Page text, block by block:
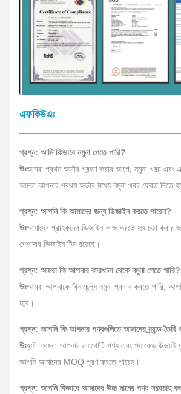
এফকিউএঃ
প্রশ্ন: আমি কিভাবে নমুনা পেতে পারি?
উঃআমরা প্রথম অর্ডার গ্রহণ করার আগে, নমুনা খরচ এবং
আমরা আপনার প্রথম অর্ডার মধ্যে নমুনা খরচ ফেরত দিতে
প্রশ্ন: আপনি কি আমাদের জন্য ডিজাইন করতে পারেন?
উঃআমাদের গ্রাহকদের ডিজাইন কাজ করতে সহায়তা করার
পেশাদার ডিজাইন টিম রয়েছে।
প্রশ্ন: আমরা কি আপনার কারখানা থেকে নমুনা পেতে পারি?
উঃআমরা আপনাকে বিনামূল্যে নমুনা প্রদান করতে পারি,
হবে।
প্রশ্ন: আপনি কি আপনার পণ্যগুলিতে আমাদের ব্র্যান্ড তৈরি
উঃহ্যাঁ. আমরা আপনার লোগোটি পণ্য এবং প্যাকেজ উভয়ই
আপনি আমাদের MOQ পূরণ করতে পারেন।
প্রশ্ন: আপনি কিভাবে আমাদের উচ্চ মানের পণ্য সরবরাহ